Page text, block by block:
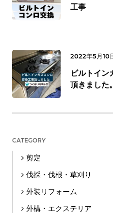
工事
2022年5月10
ビルトイン
頂きました。
CATEGORY
剪定
伐採・伐根・草刈り
外装リフォーム
外構・エクステリア